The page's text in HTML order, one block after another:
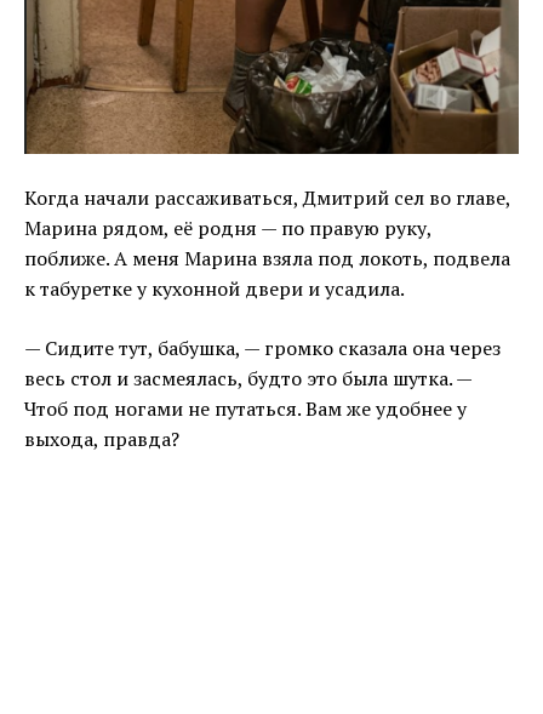
Когда начали рассаживаться, Дмитрий сел во главе,
Марина рядом, её родня — по правую руку,
поближе. А меня Марина взяла под локоть, подвела
к табуретке у кухонной двери и усадила.
— Сидите тут, бабушка, — громко сказала она через
весь стол и засмеялась, будто это была шутка. —
Чтоб под ногами не путаться. Вам же удобнее у
выхода, правда?